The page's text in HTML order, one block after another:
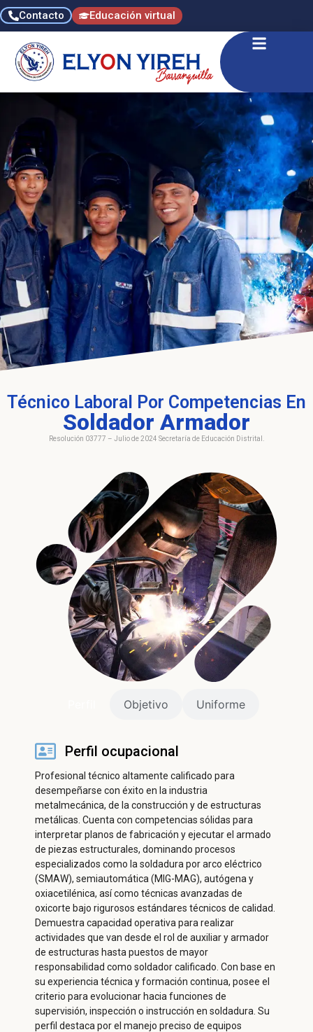
Contacto Educación virtual
Técnico Laboral Por Competencias En
Soldador Armador
Resolución 03777 – Julio de 2024 Secretaría de Educación Distrital.
Objetivo Uniforme
Perfil ocupacional
Profesional técnico altamente calificado para
desempeñarse con éxito en la industria
metalmecánica, de la construcción y de estructuras
metálicas. Cuenta con competencias sólidas para
interpretar planos de fabricación y ejecutar el armado
de piezas estructurales, dominando procesos
especializados como la soldadura por arco eléctrico
(SMAW), semiautomática (MIG-MAG), autógena y
oxiacetilénica, así como técnicas avanzadas de
oxicorte bajo rigurosos estándares técnicos de calidad.
Demuestra capacidad operativa para realizar
actividades que van desde el rol de auxiliar y armador
de estructuras hasta puestos de mayor
responsabilidad como soldador calificado. Con base en
su experiencia técnica y formación continua, posee el
criterio para evolucionar hacia funciones de
supervisión, inspección o instrucción en soldadura. Su
perfil destaca por el manejo preciso de equipos